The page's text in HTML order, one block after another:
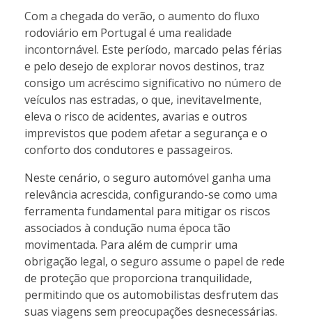
Com a chegada do verão, o aumento do fluxo
rodoviário em Portugal é uma realidade
incontornável. Este período, marcado pelas férias
e pelo desejo de explorar novos destinos, traz
consigo um acréscimo significativo no número de
veículos nas estradas, o que, inevitavelmente,
eleva o risco de acidentes, avarias e outros
imprevistos que podem afetar a segurança e o
conforto dos condutores e passageiros.
Neste cenário, o seguro automóvel ganha uma
relevância acrescida, configurando-se como uma
ferramenta fundamental para mitigar os riscos
associados à condução numa época tão
movimentada. Para além de cumprir uma
obrigação legal, o seguro assume o papel de rede
de proteção que proporciona tranquilidade,
permitindo que os automobilistas desfrutem das
suas viagens sem preocupações desnecessárias.